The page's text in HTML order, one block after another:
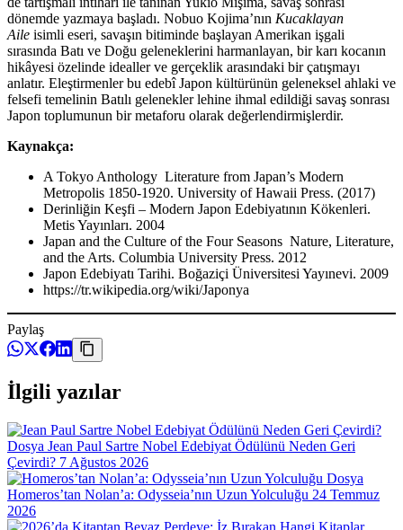
dönemde yazmaya başladı. Nobuo Kojima’nın Kucaklayan
Aile isimli eseri, savaşın bitiminde başlayan Amerikan işgali
sırasında Batı ve Doğu geleneklerini harmanlayan, bir karı kocanın
hikâyesi özelinde idealler ve gerçeklik arasındaki bir çatışmayı
anlatır. Eleştirmenler bu edebî Japon kültürünün geleneksel ahlaki ve
felsefi temelinin Batılı gelenekler lehine ihmal edildiği savaş sonrası
Japon toplumunun bir metaforu olarak değerlendirmişlerdir.
Kaynakça:
A Tokyo Anthology Literature from Japan’s Modern
Metropolis 1850-1920. University of Hawaii Press. (2017)
Derinliğin Keşfi – Modern Japon Edebiyatının Kökenleri.
Metis Yayınları. 2004
Japan and the Culture of the Four Seasons Nature, Literature,
and the Arts. Columbia University Press. 2012
Japon Edebiyatı Tarihi. Boğaziçi Üniversitesi Yayınevi. 2009
https://tr.wikipedia.org/wiki/Japonya
Paylaş
İlgili yazılar
Dosya Jean Paul Sartre Nobel Edebiyat Ödülünü Neden Geri
Çevirdi? 7 Ağustos 2026
Dosya
Homeros’tan Nolan’a: Odysseia’nın Uzun Yolculuğu 24 Temmuz
2026